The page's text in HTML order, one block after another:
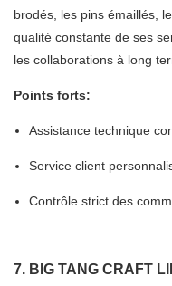
brodés, les pins émaillés,
qualité constante de ses
les collaborations à long
Points forts:
Assistance technique
Service client
Contrôle strict des
7. BIG TANG CRAFT